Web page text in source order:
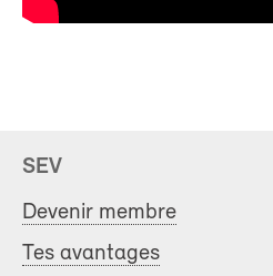
SEV
Devenir membre
Tes avantages